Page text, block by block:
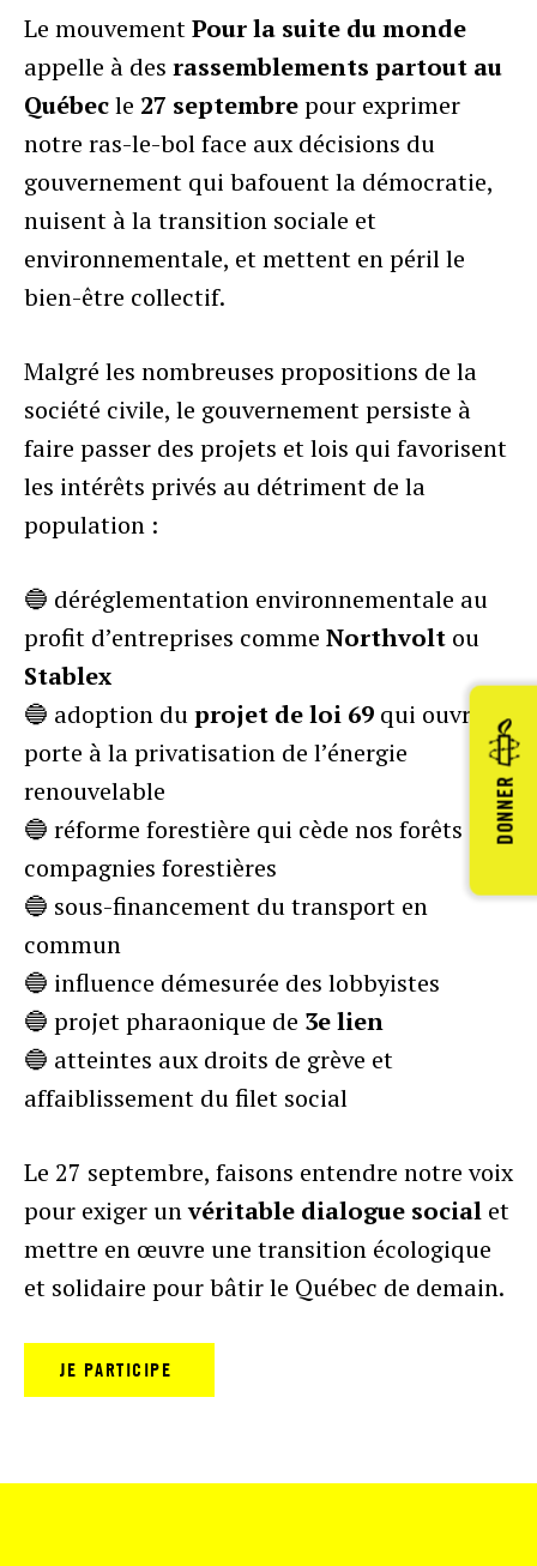
DONNER
Le mouvementPour la suite du monde
appelle à des rassemblements partout au
Québecle 27 septembrepour exprimer
notre ras-le-bol face aux décisions du
gouvernement qui bafouent la démocratie,
nuisent à la transition sociale et
environnementale, et mettent en péril le
bien-être collectif.
Malgré les nombreuses propositions de la
société civile, le gouvernement persiste à
faire passer des projets et lois qui favorisent
les intérêts privés au détriment de la
population :
🔵 déréglementation environnementale au
profit d’entreprises comme Northvolt ou
Stablex
🔵 adoption duprojet de loi 69 qui ouvre la
porte à la privatisation de l’énergie
renouvelable
🔵 réforme forestière qui cède nos forêts aux
compagnies forestières
🔵 sous-financement du transport en
commun
🔵 influence démesurée des lobbyistes
🔵 projet pharaonique de 3e lien
🔵 atteintes aux droits de grève et
affaiblissement du filet social
Le 27 septembre, faisons entendre notre voix
pour exiger unvéritable dialogue social et
mettre en œuvre une transition écologique
et solidaire pour bâtir le Québec de demain.
JE PARTICIPE